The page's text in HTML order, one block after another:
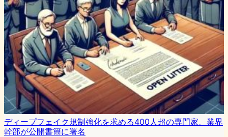
ディープフェイク規制強化を求める400人超の専門家、業界
幹部が公開書簡に署名